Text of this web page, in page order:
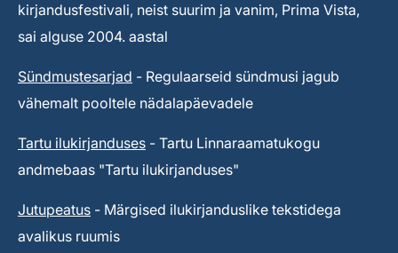
kirjandusfestivali, neist suurim ja vanim, Prima Vista,
sai alguse 2004. aastal
Sündmustesarjad - Regulaarseid sündmusi jagub
vähemalt pooltele nädalapäevadele
Tartu ilukirjanduses - Tartu Linnaraamatukogu
andmebaas "Tartu ilukirjanduses"
Jutupeatus - Märgised ilukirjanduslike tekstidega
avalikus ruumis